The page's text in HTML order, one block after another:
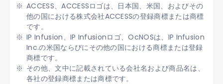
ACCESS、ACCESSロゴは、日本国、米国、およびその
他の国における株式会社ACCESSの登録商標または商標
です。
IP Infusion、IP Infusionロゴ、OcNOSは、IP Infusion
Inc.の米国ならびにその他の国における商標または登録
商標です。
その他、文中に記載されている会社名および商品名は、
各社の登録商標または商標です。